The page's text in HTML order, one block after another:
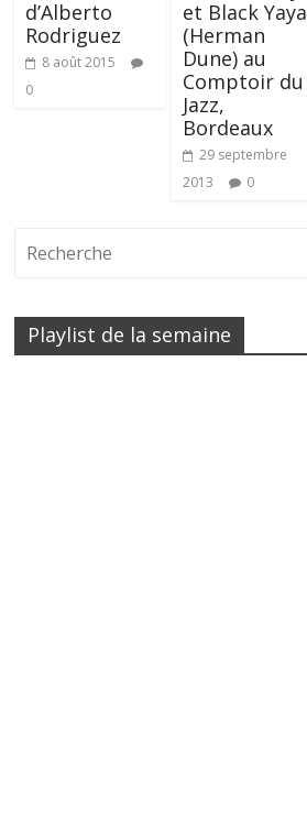
d’Alberto
Rodriguez
8 août 2015
0
et Black Yaya
(Herman
Dune) au
Comptoir du
Jazz,
Bordeaux
29 septembre
2013
0
Playlist de la semaine